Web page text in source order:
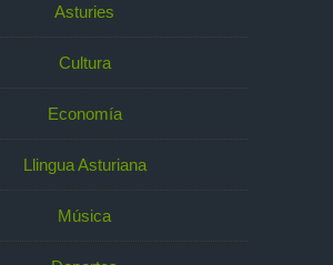
Asturies
Cultura
Economía
Llingua Asturiana
Música